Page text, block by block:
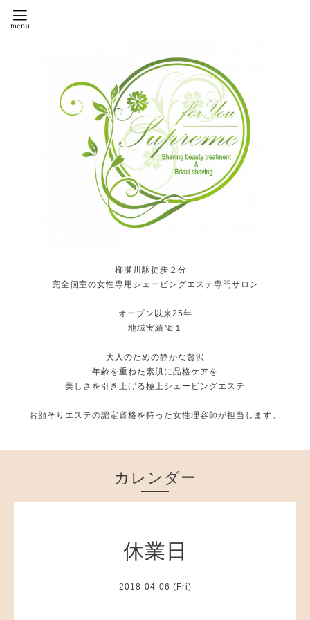
柳瀬川駅徒歩２分
完全個室の女性専用シェービングエステ専門サロン
オープン以来25年
地域実績№１
大人のための静かな贅沢
年齢を重ねた素肌に品格ケアを
美しさを引き上げる極上シェービングエステ
お顔そりエステの認定資格を持った女性理容師が担当します。
カレンダー
休業日
2018-04-06 (Fri)